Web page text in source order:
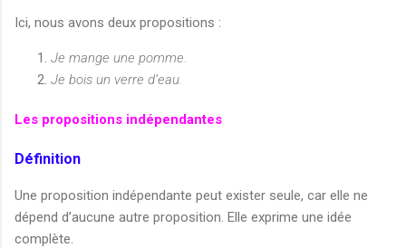
Ici, nous avons deux propositions :
Je mange une pomme.
Je bois un verre d’eau.
Les propositions indépendantes
Définition
Une proposition indépendante peut exister seule, car elle ne
dépend d’aucune autre proposition. Elle exprime une idée
complète.